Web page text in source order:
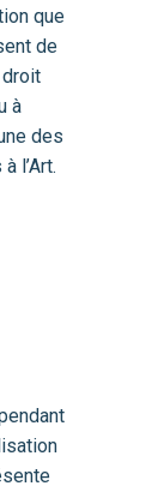
que
de
à
des
l’Art.